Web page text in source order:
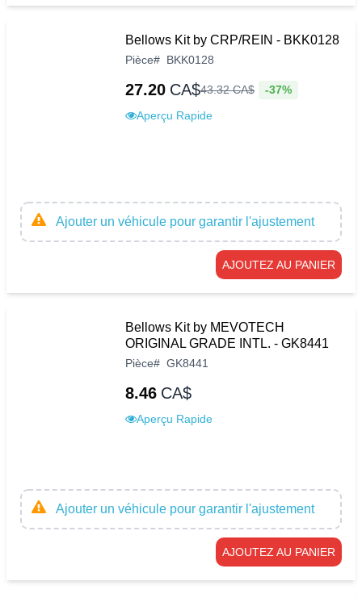
Bellows Kit by CRP/REIN - BKK0128
Pièce# BKK0128
27.20 CA$43.32CA$ -37%
Aperçu Rapide
Ajouter un véhicule pour garantir l'ajustement
AJOUTEZ AU PANIER
Bellows Kit by MEVOTECH
ORIGINAL GRADE INTL. - GK8441
Pièce# GK8441
8.46 CA$
Aperçu Rapide
Ajouter un véhicule pour garantir l'ajustement
AJOUTEZ AU PANIER